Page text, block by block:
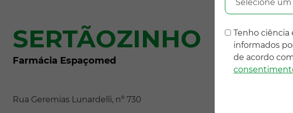
SERTÃOZINHO
Farmácia Espaçomed
Rua Geremias Lunardelli, nº 730
Selecione
Tenho ciência
informados
de acordo